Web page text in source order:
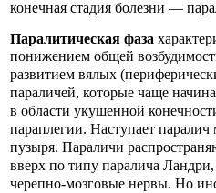
конечная стадия болезни —
Паралитическая фаза
понижением общей
развитием вялых
параличей, которые чаще
в области укушенной
параплегии. Наступает паралич
пузыря. Параличи
вверх по типу паралича Ландри,
черепно-мозговые нервы. Но